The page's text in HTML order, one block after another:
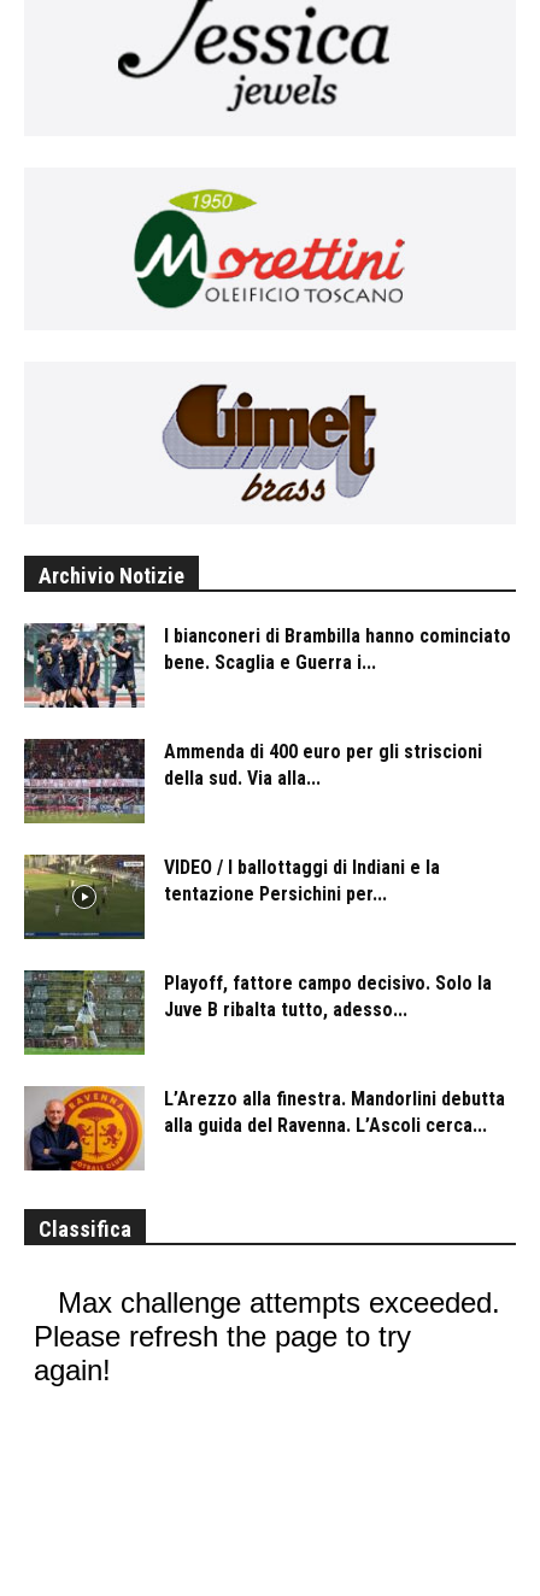
Archivio Notizie
I bianconeri di Brambilla hanno cominciato
bene. Scaglia e Guerra i...
Ammenda di 400 euro per gli striscioni
della sud. Via alla...
VIDEO / I ballottaggi di Indiani e la
tentazione Persichini per...
Playoff, fattore campo decisivo. Solo la
Juve B ribalta tutto, adesso...
L’Arezzo alla finestra. Mandorlini debutta
alla guida del Ravenna. L’Ascoli cerca...
Classifica